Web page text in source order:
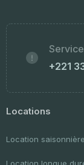
+221
Locations
Location saisonnière
Location longue